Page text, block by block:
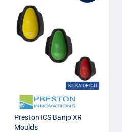
KILKA OPCJI
Preston ICS Banjo XR
Moulds